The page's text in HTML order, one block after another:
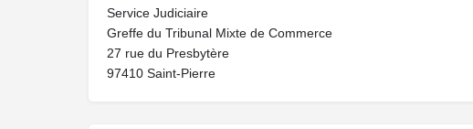
Service Judiciaire
Greffe du Tribunal Mixte de Commerce
27 rue du Presbytère
97410 Saint-Pierre